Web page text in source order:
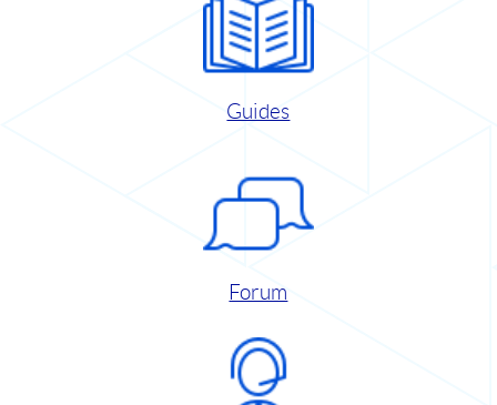
Guides
Forum